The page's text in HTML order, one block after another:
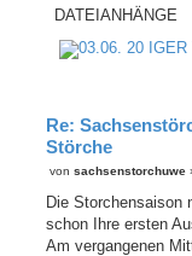
DATEIANHÄNGE
Re:
Störche
B
r
a
von sachsenstorchuwe
Die Storchensaison
schon Ihre ersten
Am vergangenen